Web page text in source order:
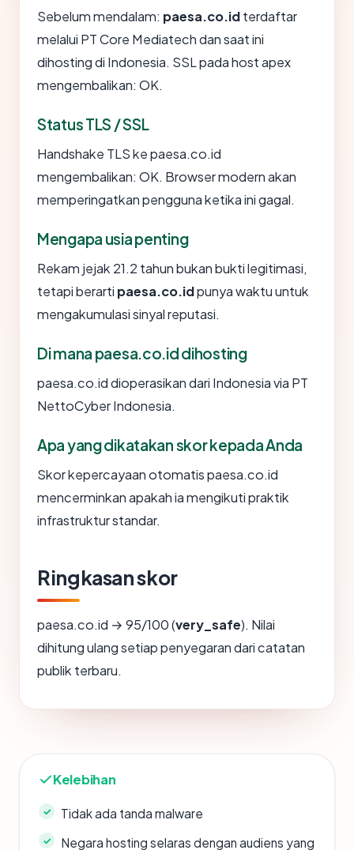
Sebelum mendalam: paesa.co.idterdaftar
melalui PT Core Mediatech dan saat ini
dihosting di Indonesia. SSL pada host apex
mengembalikan: OK.
Status TLS / SSL
Handshake TLS ke paesa.co.id
mengembalikan: OK. Browser modern akan
memperingatkan pengguna ketika ini gagal.
Mengapa usia penting
Rekam jejak 21.2 tahun bukan bukti legitimasi,
tetapi berarti paesa.co.idpunya waktu untuk
mengakumulasi sinyal reputasi.
Di mana paesa.co.id dihosting
paesa.co.id dioperasikan dari Indonesia via PT
NettoCyber Indonesia.
Apa yang dikatakan skor kepada Anda
Skor kepercayaan otomatis paesa.co.id
mencerminkan apakah ia mengikuti praktik
infrastruktur standar.
Ringkasan skor
paesa.co.id → 95/100 (very_safe). Nilai
dihitung ulang setiap penyegaran dari catatan
publik terbaru.
Kelebihan
Tidak ada tanda malware
Negara hosting selaras dengan audiens yang